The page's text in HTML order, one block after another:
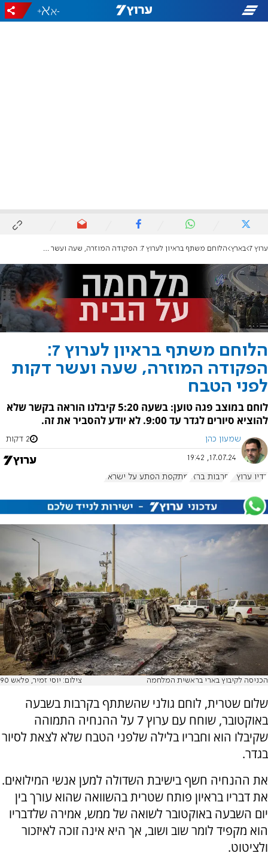
-
+
ערוץ 7 בארץ הלוחם משתף בראיון לערוץ 7: הפקודה המוזרה, שעה ועשר דקות לפני הטבח
הלוחם משתף בראיון לערוץ 7:
הפקודה המוזרה, שעה ועשר דקות
לפני הטבח
לוחם במוצב פגה טוען: בשעה 5:20 קיבלנו הוראה בקשר שלא
להוציא סיורים לגדר עד 9:00. לא יודע להסביר את זה.
שמעון כהן 2 דקות
17.07.24, 19:42
רדיו ערוץ 7 חרבות ברזל מתקפת הפתע על ישראל
הכניסה לקיבוץ בארי בראשית המלחמה צילום: יוסי זמיר, פלאש 90
שלום שטרית, לוחם גולני שהשתתף בקרבות בשבעה
באוקטובר, שוחח עם ערוץ 7 על ההנחיה התמוהה
שקיבלו הוא וחבריו בלילה שלפני הטבח שלא לצאת לסיור
בגדר.
את ההנחיה חשף בישיבת השדולה למען אנשי המילואים.
את דבריו בראיון פותח שטרית בהשוואה שהוא עורך בין
יום השבעה באוקטובר לשואה של ממש, אמירה שלדבריו
הוא מקפיד לומר שוב ושוב, אך היא אינה זוכה לאיזכור
ולציטוט.